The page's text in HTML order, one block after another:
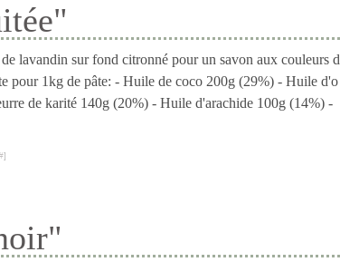
lavandin sur fond citronné pour un savon aux couleurs d
pour 1kg de pâte: - Huile de coco 200g (29%) - Huile d'o
de karité 140g (20%) - Huile d'arachide 100g (14%) -
]